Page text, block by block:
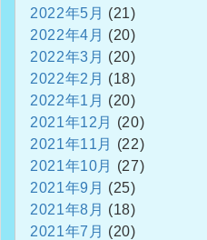
2022年5月 (21)
2022年4月 (20)
2022年3月 (20)
2022年2月 (18)
2022年1月 (20)
2021年12月
(20)
2021年11月
(22)
2021年10月
(27)
2021年9月 (25)
2021年8月 (18)
2021年7月 (20)